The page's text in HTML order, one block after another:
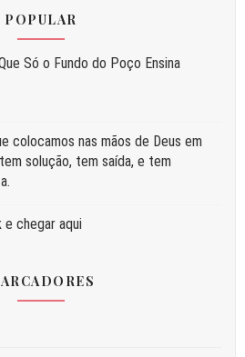
POPULAR
Só o Fundo do Poço Ensina
colocamos nas mãos de Deus em
solução, tem saída, e tem
chegar aqui